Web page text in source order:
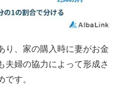
り、家の購入時に妻がお金
夫婦の協力によって形成さ
す。